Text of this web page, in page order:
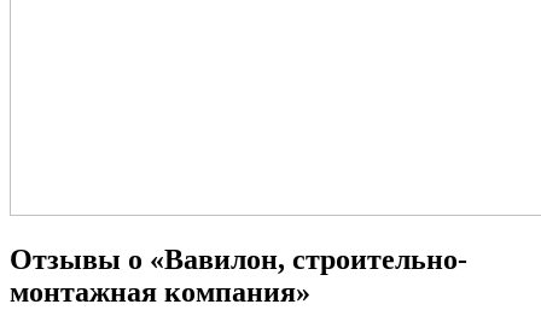
Отзывы о «Вавилон, строительно-
монтажная компания»